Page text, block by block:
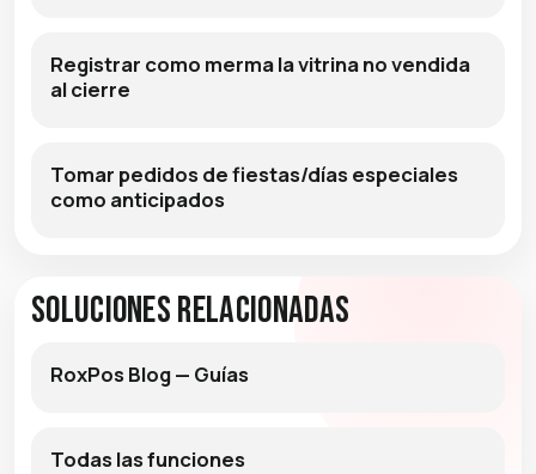
Registrar como merma la vitrina no vendida
al cierre
Tomar pedidos de fiestas/días especiales
como anticipados
Soluciones relacionadas
RoxPos Blog — Guías
Todas las funciones